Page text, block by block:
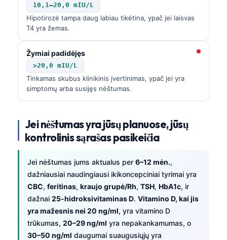
10,1–20,0 mIU/L
Hipotirozė tampa daug labiau tikėtina, ypač jei laisvas
T4 yra žemas.
Žymiai padidėjęs
>20,0 mIU/L
Tinkamas skubus klinikinis įvertinimas, ypač jei yra
simptomų arba susijęs nėštumas.
Jei nėštumas yra jūsų planuose, jūsų
kontrolinis sąrašas pasikeičia
Jei nėštumas jums aktualus per 6–12 mėn.,
dažniausiai naudingiausi ikikoncepciniai tyrimai yra
CBC, feritinas, kraujo grupė/Rh, TSH, HbA1c, ir
dažnai 25-hidroksivitaminas D. Vitamino D, kai jis
yra mažesnis nei 20 ng/ml, yra vitamino D
trūkumas, 20–29 ng/ml yra nepakankamumas, o
30–50 ng/ml daugumai suaugusiųjų yra
తెలుగు
தமிழ்
ગુજરાતી
ಕನ್ನಡ
മലയാളം
Bahasa Melayu
Tiếng Việt
ဗမာစာ
ភាសាខ្មែរ
አማርኛ
Українська